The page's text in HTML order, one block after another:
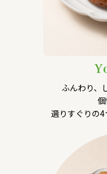
ふんわり、
選りすぐりの4